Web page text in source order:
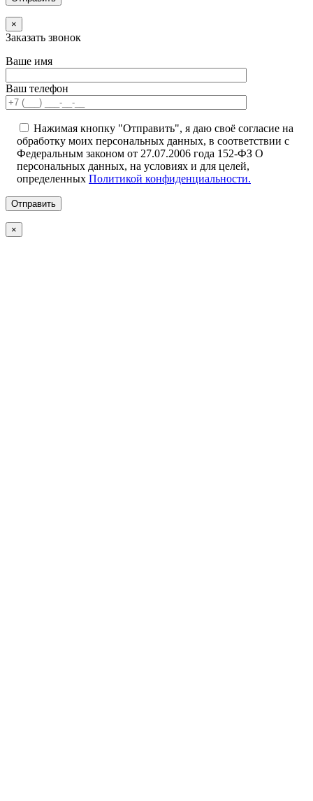
×
Заказать звонок
Ваше имя
Ваш телефон
Нажимая кнопку "Отправить", я даю своё согласие на
обработку моих персональных данных, в соответствии с
Федеральным законом от 27.07.2006 года 152-ФЗ О
персональных данных, на условиях и для целей,
определенных Политикой конфиденциальности.
×